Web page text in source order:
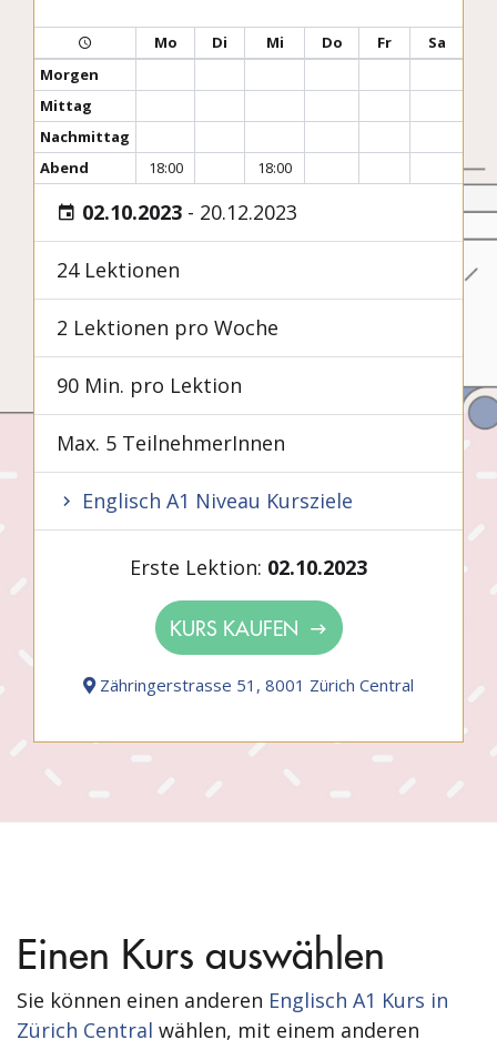
Mo Di Mi Do Fr
Sa
Morgen
Mittag
Nachmittag
Abend
18:00 18:00
02.10.2023 - 20.12.2023
24 Lektionen
2 Lektionen pro Woche
90 Min. pro Lektion
Max. 5 TeilnehmerInnen
Englisch A1 Niveau Kursziele
Erste Lektion: 02.10.2023
KURS KAUFEN
Zähringerstrasse 51, 8001 Zürich Central
Einen Kurs auswählen
Sie können einen anderen Englisch A1 Kurs in
Zürich Central wählen, mit einem anderen